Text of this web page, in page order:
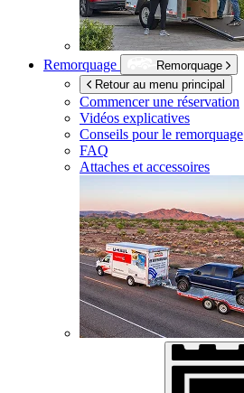
Remorquage
Remorquage
Retour au menu principal
Commencer une réservation
Vidéos explicatives
Conseils pour le remorquage
FAQ
Attaches et accessoires